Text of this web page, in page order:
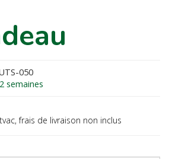
050
semaines
tvac, frais de livraison non inclus